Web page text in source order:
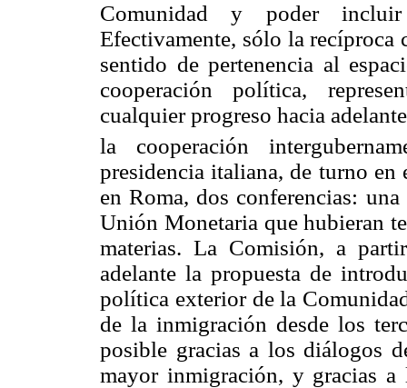
Comunidad y poder
Efectivamente, sólo la recíproca
sentido de pertenencia al
cooperación política,
cualquier progreso hacia
la cooperación
presidencia italiana, de turno en
en Roma, dos conferencias:
Unión Monetaria que hubieran
materias. La Comisión, a
adelante la propuesta de
política exterior de la
de la inmigración desde los
posible gracias a los diálogos
mayor inmigración, y gracias a